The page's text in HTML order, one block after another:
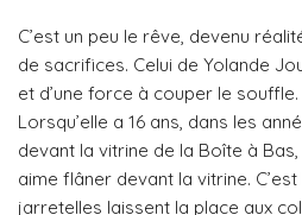
C’est un peu le rêve, devenu
de sacrifices. Celui de Yolande
et d’une force à couper le souffle.
Lorsqu’elle a 16 ans, dans les
devant la vitrine de la Boîte à
aime flâner devant la vitrine.
jarretelles laissent la place aux